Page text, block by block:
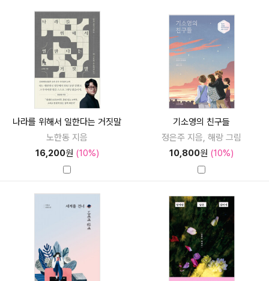
나라를 위해서 일한다는 거짓말
노한동 지음
16,200원 (10%)
기소영의 친구들
정은주 지음, 해랑 그림
10,800원 (10%)